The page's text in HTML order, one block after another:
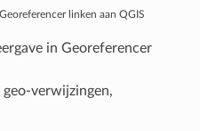
Georeferencer linken aan QGIS
in Georeferencer
verwijzingen,